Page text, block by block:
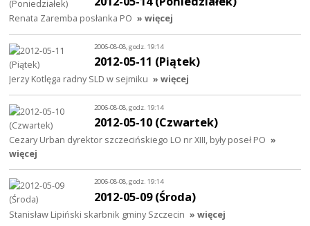
Renata Zaremba posłanka PO » więcej
2006-08-08, godz. 19:14
2012-05-11 (Piątek)
Jerzy Kotlęga radny SLD w sejmiku » więcej
2006-08-08, godz. 19:14
2012-05-10 (Czwartek)
Cezary Urban dyrektor szczecińskiego LO nr XIII, były poseł PO »
więcej
2006-08-08, godz. 19:14
2012-05-09 (Środa)
Stanisław Lipiński skarbnik gminy Szczecin » więcej